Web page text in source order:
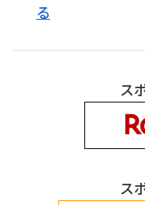
る
ス
ス